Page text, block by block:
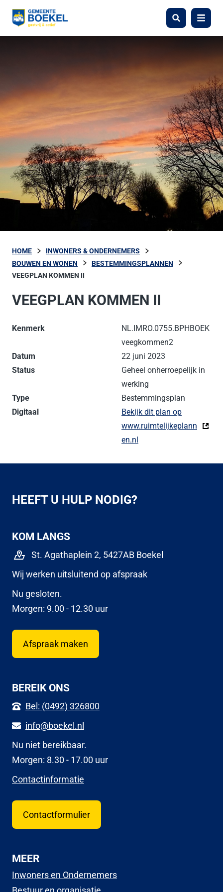
Zoeken Menu
HOME
INWONERS & ONDERNEMERS
BOUWEN EN WONEN
BESTEMMINGSPLANNEN
VEEGPLAN KOMMEN II
VEEGPLAN KOMMEN II
Kenmerk
NL.IMRO.0755.BPHBOEK
veegkommen2
Datum
22 juni 2023
Status
Geheel onherroepelijk in
werking
Type
Bestemmingsplan
Digitaal
Bekijk dit plan op
www.ruimtelijkeplann
en.nl
HEEFT U HULP NODIG?
KOM LANGS
St. Agathaplein 2, 5427AB Boekel
Wij werken uitsluitend op afspraak
Nu gesloten.
Morgen: 9.00 - 12.30 uur
Afspraak maken
BEREIK ONS
Bel: (0492) 326800
info@boekel.nl
Nu niet bereikbaar.
Morgen: 8.30 - 17.00 uur
Contactinformatie
Contactformulier
MEER
Inwoners en Ondernemers